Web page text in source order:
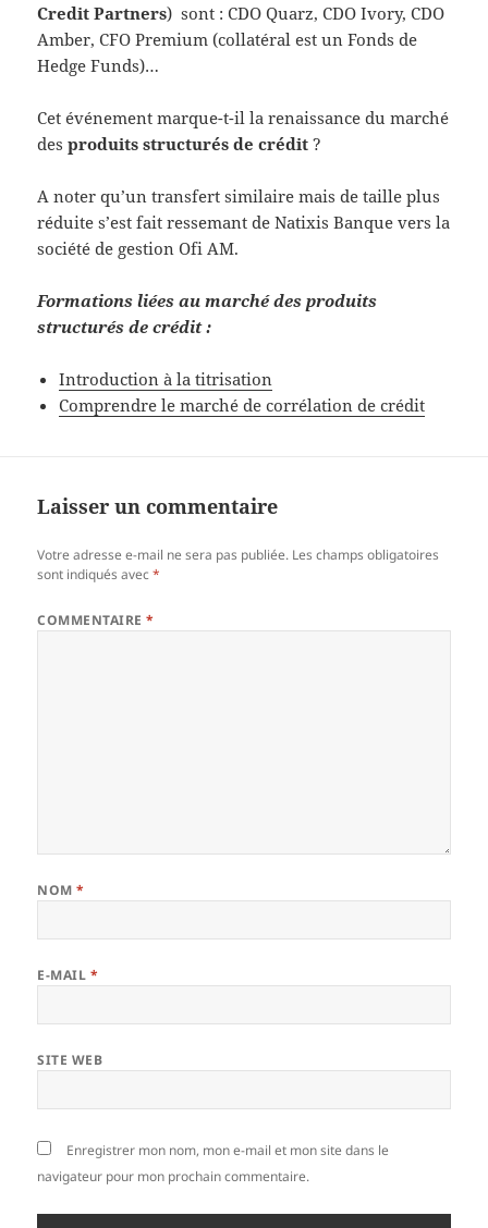
Credit Partners) sont : CDO Quarz, CDO Ivory, CDO
Amber, CFO Premium (collatéral est un Fonds de
Hedge Funds)…
Cet événement marque-t-il la renaissance du marché
desproduits structurés de crédit ?
A noter qu’un transfert similaire mais de taille plus
réduite s’est fait ressemant de Natixis Banque vers la
société de gestion Ofi AM.
Formations liées au marché des produits
structurés de crédit :
Introduction à la titrisation
Comprendre le marché de corrélation de crédit
Laisser un commentaire
Votre adresse e-mail ne sera pas publiée. Les champs obligatoires
sont indiqués avec*
COMMENTAIRE*
NOM*
E-MAIL *
SITE WEB
Enregistrer mon nom, mon e-mail et mon site dans le
navigateur pour mon prochain commentaire.